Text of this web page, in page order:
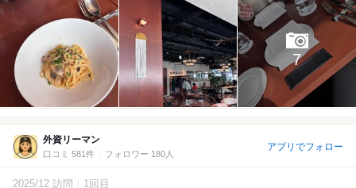
7
外資リーマン
口コミ 581件 フォロワー 180人
アプリでフォロー
2025/12 訪問 1回目